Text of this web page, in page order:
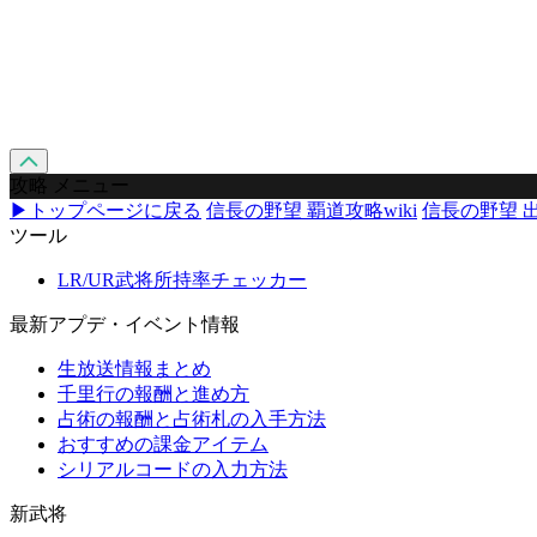
攻略 メニュー
▶トップページに戻る 信長の野望 覇道攻略wiki 信長の野望
ツール
LR/UR武将所持率チェッカー
最新アプデ・イベント情報
生放送情報まとめ
千里行の報酬と進め方
占術の報酬と占術札の入手方法
おすすめの課金アイテム
シリアルコードの入力方法
新武将